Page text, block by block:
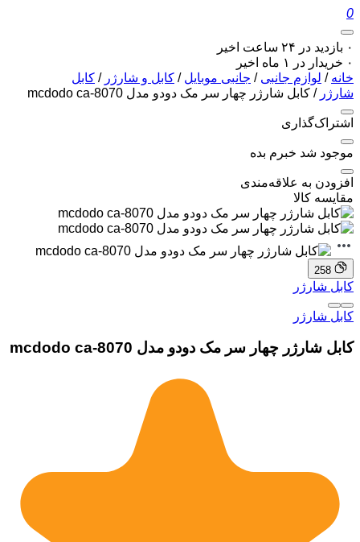
0
۰ بازدید در ۲۴ ساعت اخیر
۰ خریدار در ۱ ماه اخیر
خانه / لوازم جانبی / جانبی موبایل / کابل و شارژر / کابل
شارژر / کابل شارژر چهار سر مک دودو مدل mcdodo ca-8070
اشتراک‌گذاری
موجود شد خبرم بده
افزودن به علاقه‌مندی
مقایسه کالا
258
کابل شارژر
کابل شارژر
کابل شارژر چهار سر مک دودو مدل mcdodo ca-8070